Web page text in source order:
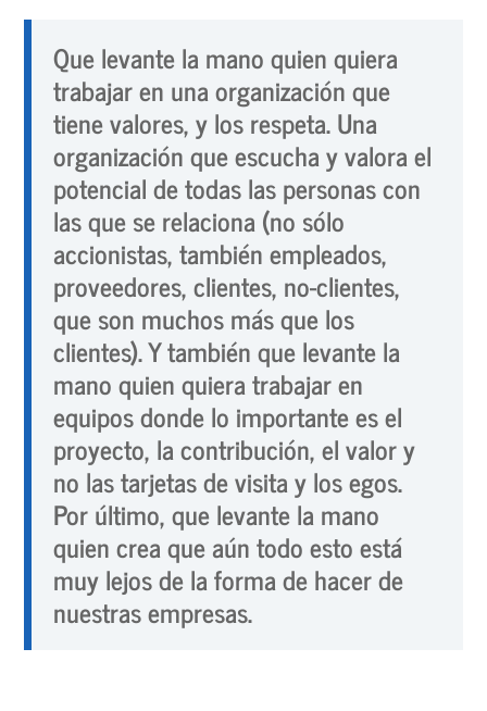
Que levante la mano quien quiera
trabajar en una organización que
tiene valores, y los respeta. Una
organización que escucha y valora el
potencial de todas las personas con
las que se relaciona (no sólo
accionistas, también empleados,
proveedores, clientes, no-clientes,
que son muchos más que los
clientes). Y también que levante la
mano quien quiera trabajar en
equipos donde lo importante es el
proyecto, la contribución, el valor y
no las tarjetas de visita y los egos.
Por último, que levante la mano
quien crea que aún todo esto está
muy lejos de la forma de hacer de
nuestras empresas.